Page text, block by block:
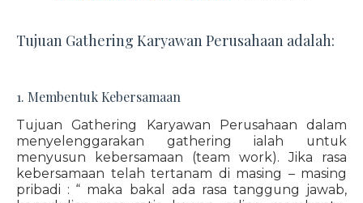
Tujuan Gathering Karyawan Perusahaan adalah:
1. Membentuk Kebersamaan
Tujuan Gathering Karyawan Perusahaan dalam
menyelenggarakan gathering ialah untuk
menyusun kebersamaan (team work). Jika rasa
kebersamaan telah tertanam di masing – masing
pribadi : “ maka bakal ada rasa tanggung jawab,